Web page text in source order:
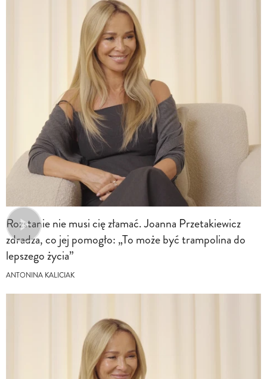
Rozstanie nie musi cię złamać. Joanna Przetakiewicz
zdradza, co jej pomogło: „To może być trampolina do
lepszego życia”
ANTONINA KALICIAK